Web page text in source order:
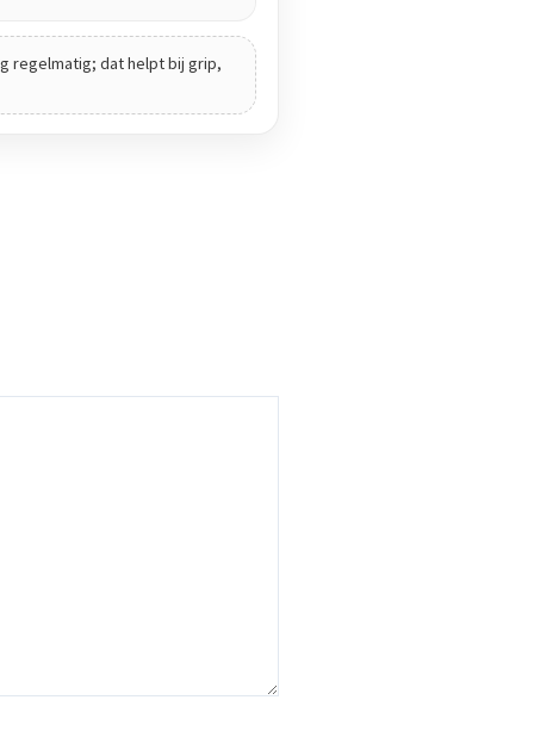
regelmatig; dat helpt bij grip,